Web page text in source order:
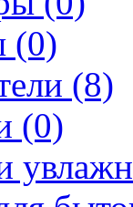
(0)
(8)
(0)